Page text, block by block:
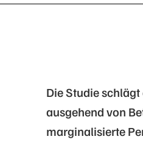
Die Studie
ausgehend von
marginalisierte